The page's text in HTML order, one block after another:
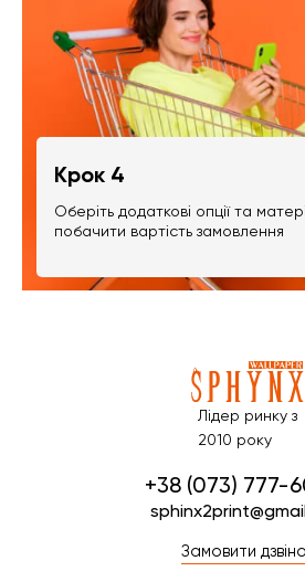
Крок 4
Оберіть додаткові опції та
побачити вартість замовлення
Лідер ринку з
2010 року
+38 (073) 777-
Замовити